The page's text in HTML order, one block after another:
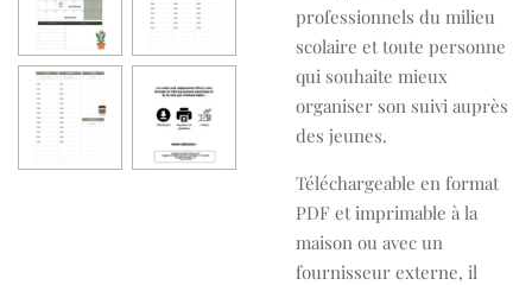
professionnels du milieu
scolaire et toute personne
qui souhaite mieux
organiser son suivi auprès
des jeunes.
Téléchargeable en format
PDF et imprimable à la
maison ou avec un
fournisseur externe, il